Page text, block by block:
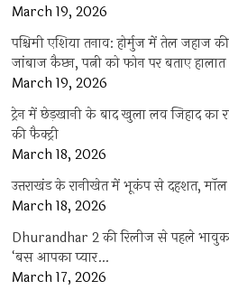
March 19, 2026
पश्चिमी एशिया तनाव: होर्मुज में तेल
जांबाज कैप्टन, पत्नी को फोन पर बताए हालात
March 19, 2026
ट्रेन में छेड़खानी के बाद खुला लव जिहाद
की फैक्ट्री
March 18, 2026
उत्तराखंड के रानीखेत में भूकंप से दहशत,
March 18, 2026
Dhurandhar 2 की रिलीज से पहले
‘बस आपका प्यार…
March 17, 2026